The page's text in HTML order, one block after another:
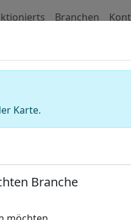
Branchen
Karte.
Branche